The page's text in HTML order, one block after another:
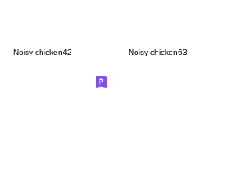
Noisy chicken42 Noisy chicken63